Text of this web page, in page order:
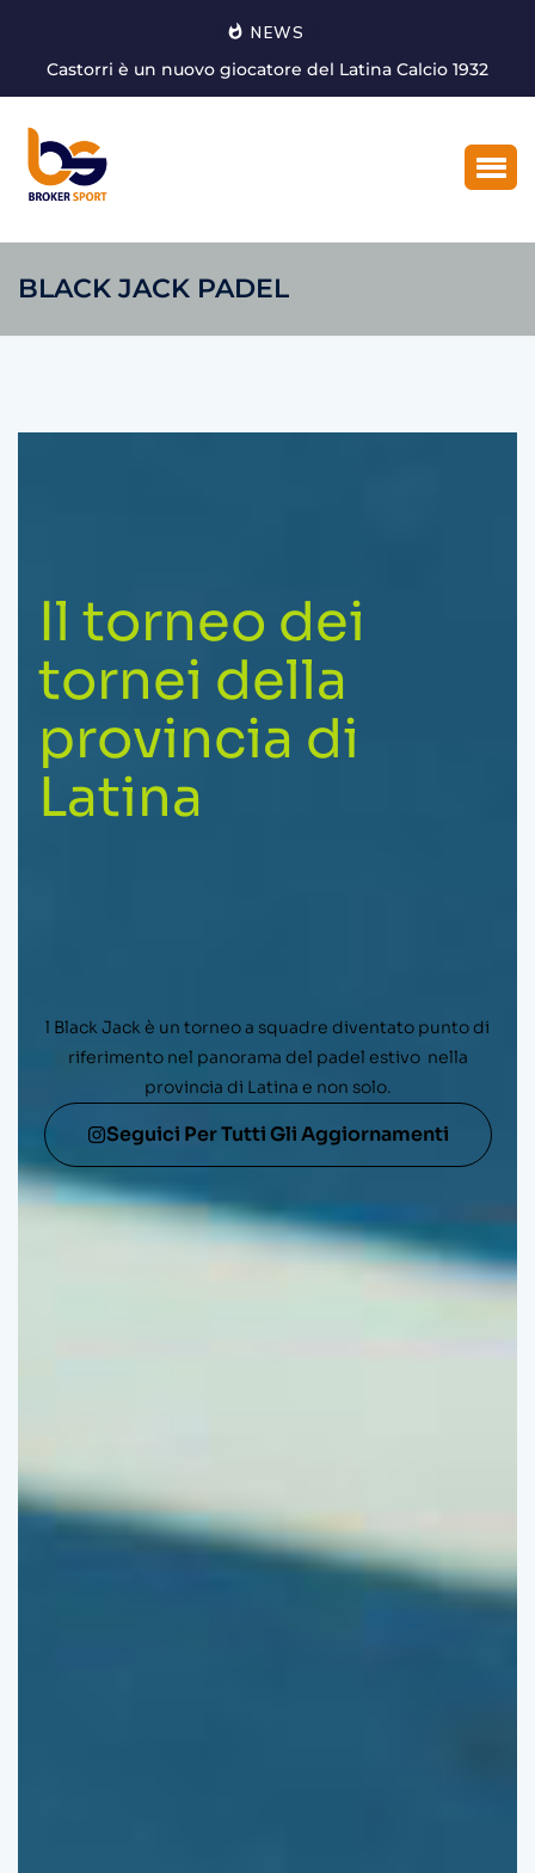
NEWS
Castorri è un nuovo giocatore del Latina Calcio 1932
BLACK JACK PADEL
Il torneo dei
tornei della
provincia di
Latina
l Black Jack è un torneo a squadre diventato punto di
riferimento nel panorama del padel estivo nella
provincia di Latina e non solo.
Seguici Per Tutti Gli Aggiornamenti